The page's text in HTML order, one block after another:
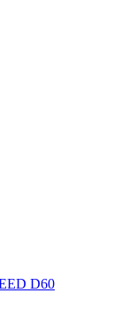
D60